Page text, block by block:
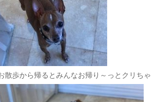
散歩から帰るとみんなお帰り～っとクリち